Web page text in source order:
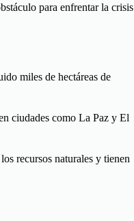
para enfrentar la crisis
miles de hectáreas de
ciudades como La Paz y El
recursos naturales y tienen